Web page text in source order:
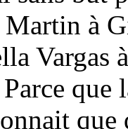
à
Vargas
que
que